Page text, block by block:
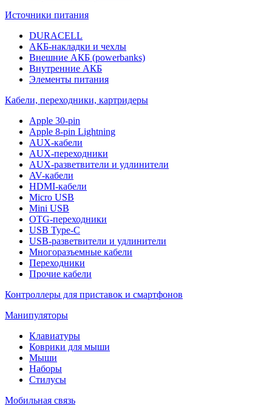
Источники питания
DURACELL
АКБ-накладки и чехлы
Внешние АКБ (powerbanks)
Внутренние АКБ
Элементы питания
Кабели, переходники, картридеры
Apple 30-pin
Apple 8-pin Lightning
AUX-кабели
AUX-переходники
AUX-разветвители и удлинители
AV-кабели
HDMI-кабели
Micro USB
Mini USB
OTG-переходники
USB Type-C
USB-разветвители и удлинители
Многоразъемные кабели
Переходники
Прочие кабели
Контроллеры для приставок и смартфонов
Манипуляторы
Клавиатуры
Коврики для мыши
Мыши
Наборы
Стилусы
Мобильная связь